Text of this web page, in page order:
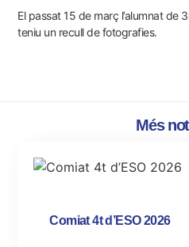
El passat 15 de març l’alumnat de
teniu un recull de fotografies.
Més
Comiat 4t d’ESO 2026